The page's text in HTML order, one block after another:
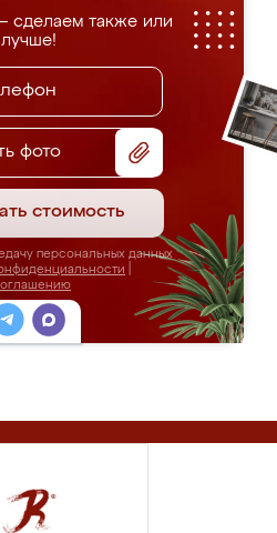
сделаем также или
лучше!
фото
стоимость
персональных данных